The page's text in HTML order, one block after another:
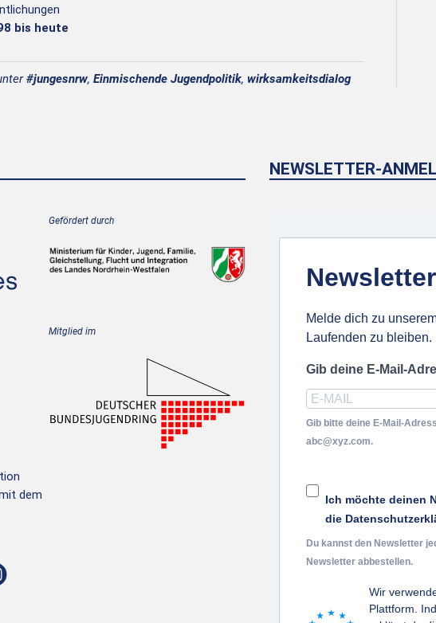
bis heute
#jungesnrw, Einmischende Jugendpolitik, wirksamkeitsdialog
dem
Gefördert durch
Mitglied im
NEWSLETTER-
Newsletter
Melde dich zu
Laufenden zu bleiben.
Gib deine E-Mail-
Gib bitte deine E-Mail-
abc@xyz.com.
Ich möchte deinen
die
Du kannst den Newsletter
Newsletter abbestellen.
Wir
Plattform.